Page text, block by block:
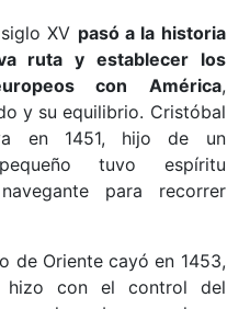
XV pasó a la historia
ruta y establecer los
con América,
y su equilibrio. Cristóbal
en 1451, hijo de un
tuvo espíritu
para recorrer
de Oriente cayó en 1453,
hizo con el control del